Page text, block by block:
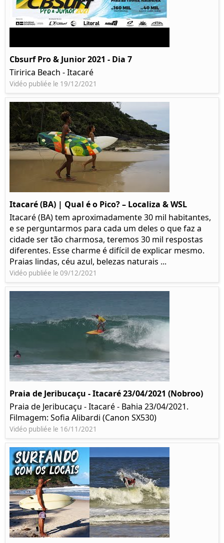
Cbsurf Pro & Junior 2021 - Dia 7
Tiririca Beach - Itacaré
Vidéo publiée le 19/12/2021
Itacaré (BA) | Qual é o Pico? – Localiza & WSL​​
Itacaré (BA) tem aproximadamente 30 mil habitantes,
e se perguntarmos para cada um deles o que faz a
cidade ser tão charmosa, teremos 30 mil respostas
diferentes. Esse charme é difícil de explicar mesmo.
Praias lindas, céu azul, belezas naturais ...
Vidéo publiée le 09/12/2021
Praia de Jeribucaçu - Itacaré 23/04/2021 (Nobroo)
Praia de Jeribucaçu - Itacaré - Bahia 23/04/2021.
Filmagem: Sofia Alibardi (Canon SX530)
Vidéo publiée le 16/11/2021